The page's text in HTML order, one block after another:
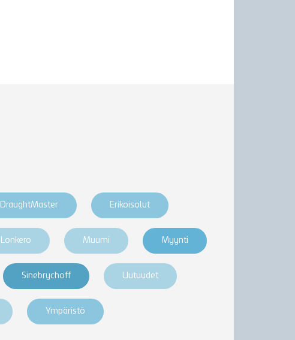
DraughtMaster Erikoisolut
Lonkero Muumi Myynti
Sinebrychoff Uutuudet
Ympäristö